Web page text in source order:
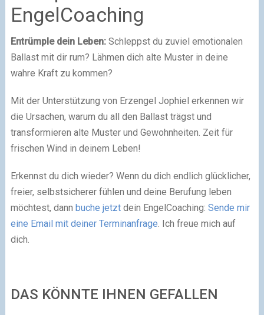
EngelCoaching
Entrümple dein Leben:Schleppst du zuviel emotionalen
Ballast mit dir rum? Lähmen dich alte Muster in deine
wahre Kraft zu kommen?
Mit der Unterstützung von Erzengel Jophiel erkennen wir
die Ursachen, warum du all den Ballast trägst und
transformieren alte Muster und Gewohnheiten. Zeit für
frischen Wind in deinem Leben!
Erkennst du dich wieder? Wenn du dich endlich glücklicher,
freier, selbstsicherer fühlen und deine Berufung leben
möchtest, dann buche jetztdein EngelCoaching: Sende mir
eine Email mit deiner Terminanfrage . Ich freue mich auf
dich.
DAS KÖNNTE IHNEN GEFALLEN